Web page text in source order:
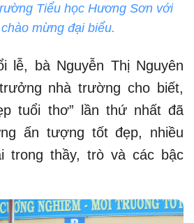
Tiểu học Hương Sơn với
mừng đại biểu.
lễ, bà Nguyễn Thị Nguyên
nhà trường cho biết,
tuổi thơ” lần thứ nhất đã
ấn tượng tốt đẹp, nhiều
trong thầy, trò và các bậc